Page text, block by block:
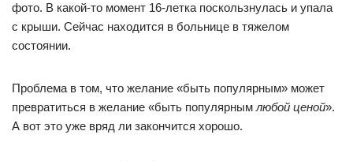
фото. В какой-то момент 16-летка поскользнулась и упала
с крыши. Сейчас находится в больнице в тяжелом
состоянии.
Проблема в том, что желание «быть популярным» может
превратиться в желание «быть популярным любой ценой».
А вот это уже вряд ли закончится хорошо.